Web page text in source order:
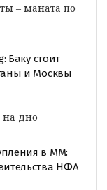
– маната по
Баку стоит
и Москвы
на дно
в ММ:
НФА